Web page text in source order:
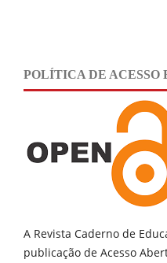
POLÍTICA DE ACESSO
A Revista Caderno de
publicação de Acesso